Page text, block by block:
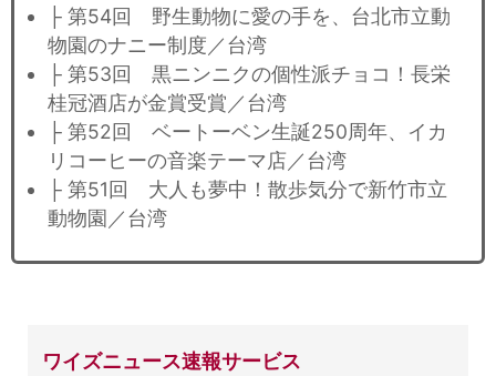
├ 第54回 野生動物に愛の手を、台北市立動
物園のナニー制度／台湾
├ 第53回 黒ニンニクの個性派チョコ！長栄
桂冠酒店が金賞受賞／台湾
├ 第52回 ベートーベン生誕250周年、イカ
リコーヒーの音楽テーマ店／台湾
├ 第51回 大人も夢中！散歩気分で新竹市立
動物園／台湾
ワイズニュース速報サービス